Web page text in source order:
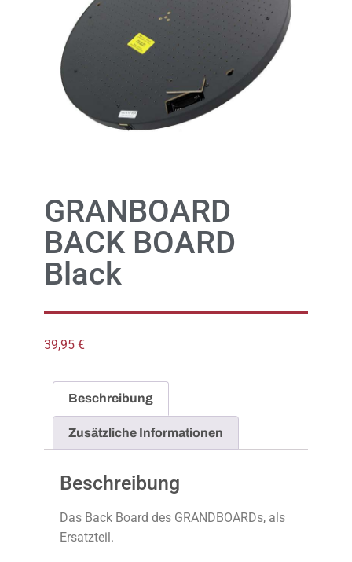
GRANBOARD
BACK BOARD
Black
39,95 €
Beschreibung
Zusätzliche Informationen
Beschreibung
Das Back Board des GRANDBOARDs, als
Ersatzteil.